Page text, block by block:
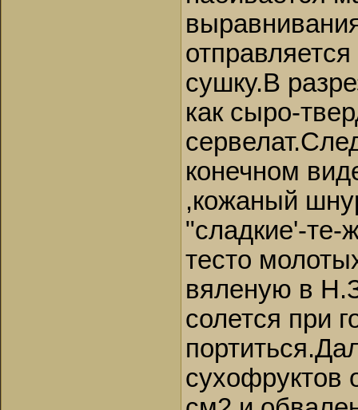
сушку.В
как сыро-
конечном
,кожаный
"сладкие'-те-
тесто
вяленую в
солется при
сухофруктов